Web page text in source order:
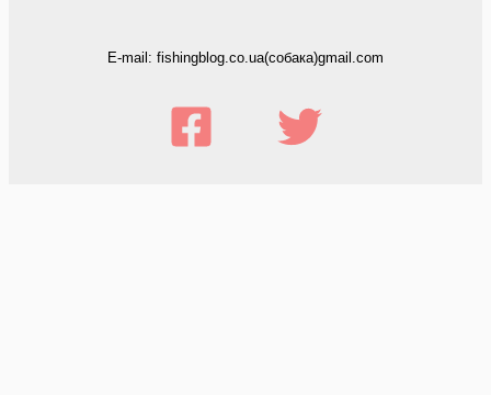
E-mail: fishingblog.co.ua(собака)gmail.com